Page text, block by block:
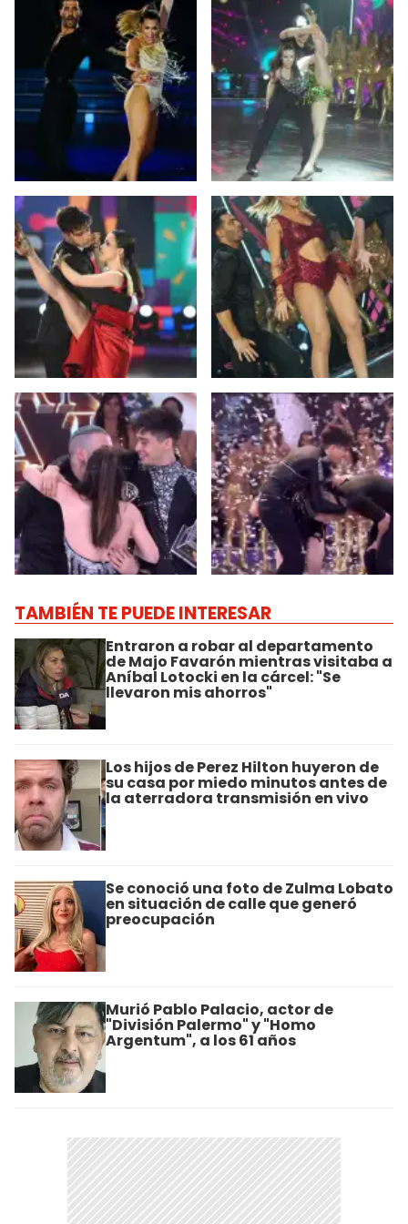
TAMBIÉN TE PUEDE INTERESAR
Entraron a robar al departamento
de Majo Favarón mientras visitaba a
Aníbal Lotocki en la cárcel: "Se
llevaron mis ahorros"
Los hijos de Perez Hilton huyeron de
su casa por miedo minutos antes de
la aterradora transmisión en vivo
Se conoció una foto de Zulma Lobato
en situación de calle que generó
preocupación
Murió Pablo Palacio, actor de
"División Palermo" y "Homo
Argentum", a los 61 años